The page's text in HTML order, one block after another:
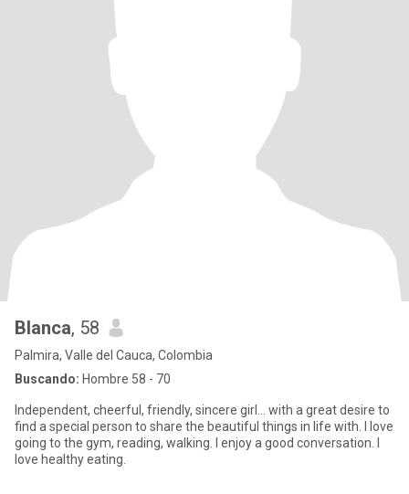
Blanca, 58
Palmira, Valle del Cauca, Colombia
Buscando: Hombre 58 - 70
Independent, cheerful, friendly, sincere girl... with a great desire to
find a special person to share the beautiful things in life with. I love
going to the gym, reading, walking. I enjoy a good conversation. I
love healthy eating.